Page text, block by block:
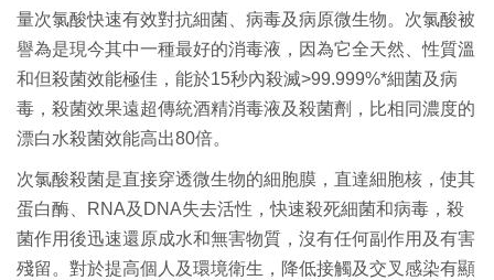
量次氯酸快速有效對抗細菌、病毒及病原微生物。 次氯酸被
譽為是現今其中一種最好的消毒液，因為它全天然、性質溫
和但殺菌效能極佳，能於15秒內殺滅>99.999%*細菌及病
毒，殺菌效果遠超傳統酒精消毒液及殺菌劑， 比相同濃度的
漂白水殺菌效能高出80倍。
次氯酸殺菌是直接穿透微生物的細胞膜，直達細胞核，使其
蛋白酶、
RNA及DNA失去活性，快速殺死細菌和病毒， 殺
菌作用後迅速還原成水和無害物質，沒有任何副作用及有害
殘留。 對於提高個人及環境衛生，降低接觸及交叉感染有顯